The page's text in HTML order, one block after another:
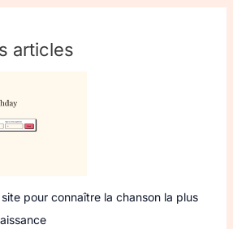
articles
pour connaître la chanson la plus